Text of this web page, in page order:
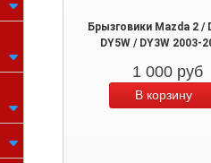
Брызговики Mazda 2 /
DY5W / DY3W 2003-
1 000 руб